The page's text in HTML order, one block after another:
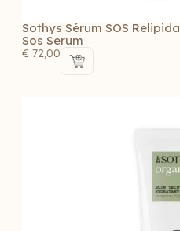
Sothys Sérum SOS
Sos Serum
€ 72,00